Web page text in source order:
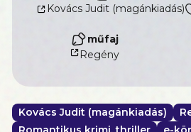
Kovács Judit (magánkiadás)
műfaj
Regény
Kovács Judit (magánkiadás)